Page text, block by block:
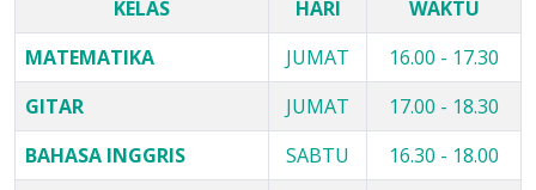
KELAS HARI
WAKTU
MATEMATIKA
JUMAT
16.00 - 17.30
GITAR
JUMAT
17.00 - 18.30
BAHASA INGGRIS
SABTU
16.30 - 18.00